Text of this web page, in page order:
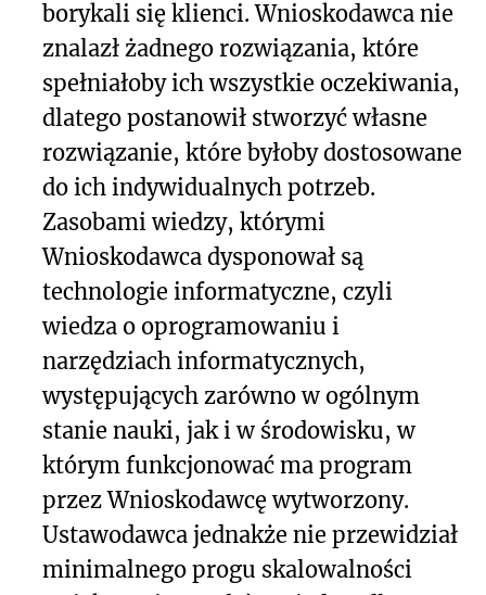
borykali się klienci. Wnioskodawca nie
znalazł żadnego rozwiązania, które
spełniałoby ich wszystkie oczekiwania,
dlatego postanowił stworzyć własne
rozwiązanie, które byłoby dostosowane
do ich indywidualnych potrzeb.
Zasobami wiedzy, którymi
Wnioskodawca dysponował są
technologie informatyczne, czyli
wiedza o oprogramowaniu i
narzędziach informatycznych,
występujących zarówno w ogólnym
stanie nauki, jak i w środowisku, w
którym funkcjonować ma program
przez Wnioskodawcę wytworzony.
Ustawodawca jednakże nie przewidział
minimalnego progu skalowalności